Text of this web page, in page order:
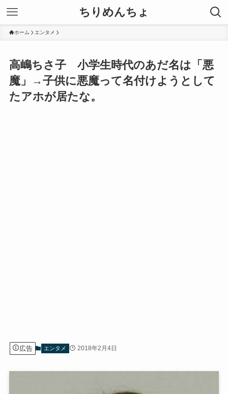
ちりめんちょ
ホーム エンタメ
高嶋ちさ子 小学生時代のあだ名は「悪
魔」→子供に悪魔って名付けようとして
たアホが居たな。
広告 エンタメ 2018年2月4日